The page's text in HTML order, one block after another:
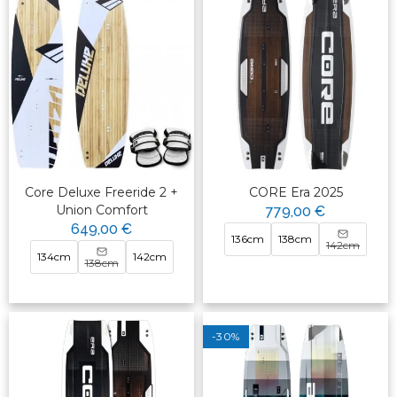
Core Deluxe Freeride 2 +
Union Comfort
649,00 €
134cm 138cm 142cm
CORE Era 2025
779,00 €
136cm 138cm 142cm
-30%
Quel sport de glisse vous intéresse ?(Wing
Foil, Windsurf, Kitesurf, Surf, SUP ?)
*
Quel est votre niveau ? (Débutant,
intermédiaire, expert ?)
*
Pour quel type de conditions ? (Vent léger,
vent fort, vagues, freeride ?)
* Quel est votre budget approximatif ?
En attendant, n'hésitez pas à explorer nos
différentes catégories :
*
Planches Wing
* Planche Windsurf
Planche SUP
* Foil Electrique